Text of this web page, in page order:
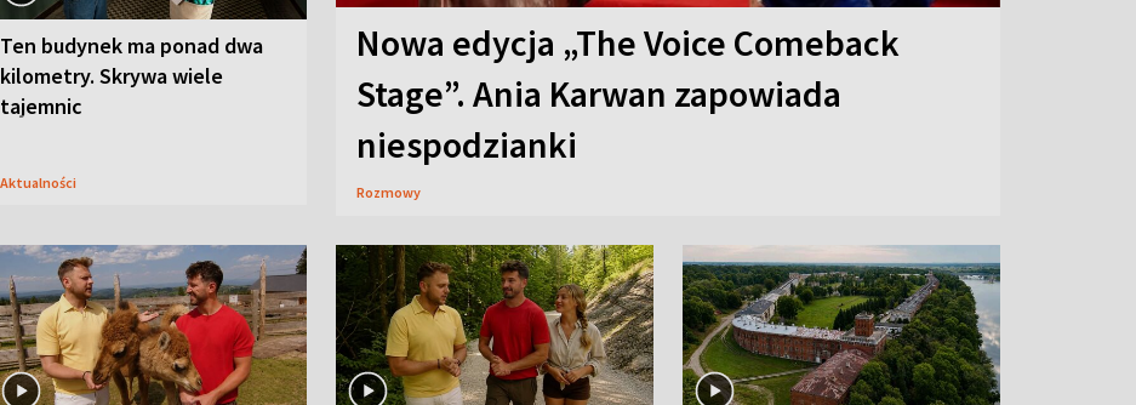
Ten budynek ma ponad dwa
kilometry. Skrywa wiele
tajemnic
Aktualności
Nowa edycja „The Voice Comeback
Stage”. Ania Karwan zapowiada
niespodzianki
Rozmowy